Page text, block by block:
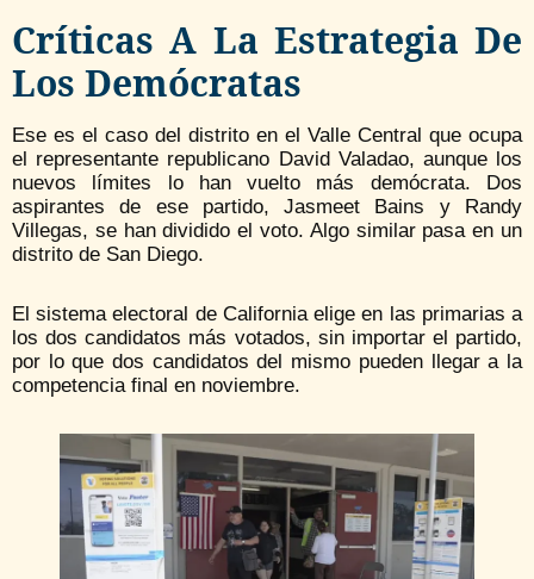
Críticas A La Estrategia De
Los Demócratas
Ese es el caso del distrito en el Valle Central que ocupa
el representante republicano David Valadao, aunque los
nuevos límites lo han vuelto más demócrata. Dos
aspirantes de ese partido, Jasmeet Bains y Randy
Villegas, se han dividido el voto. Algo similar pasa en un
distrito de San Diego.
El sistema electoral de California elige en las primarias a
los dos candidatos más votados, sin importar el partido,
por lo que dos candidatos del mismo pueden llegar a la
competencia final en noviembre.